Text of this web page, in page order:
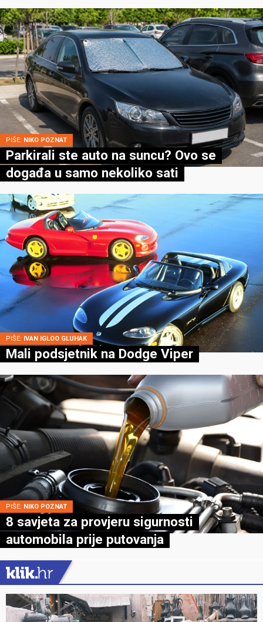
PIŠE: NIKO POZNAT
Parkirali ste auto na suncu? Ovo se
događa u samo nekoliko sati
PIŠE: IVAN IGLOO GLUHAK
Mali podsjetnik na Dodge Viper
PIŠE: NIKO POZNAT
8 savjeta za provjeru sigurnosti
automobila prije putovanja